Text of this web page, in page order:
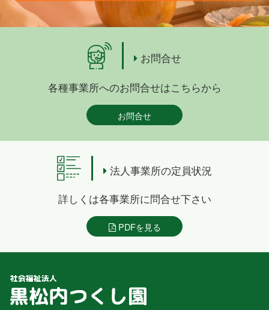
お問合せ
各種事業所へのお問合せはこちらから
お問合せ
法人事業所の定員状況
詳しくは各事業所に問合せ下さい
PDFを見る